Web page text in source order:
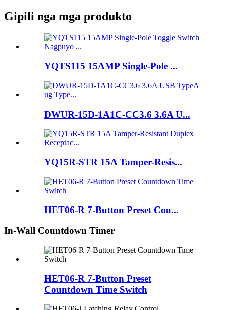
Gipili nga mga produkto
YQTS115 15AMP Single-Pole ...
DWUR-15D-1A1C-CC3.6 3.6A U...
YQ15R-STR 15A Tamper-Resis...
HET06-R 7-Button Preset Cou...
In-Wall Countdown Timer
HET06-R 7-Button Preset
Countdown Time Switch